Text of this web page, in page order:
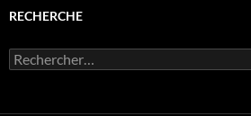
RECHERCHE
Rechercher :